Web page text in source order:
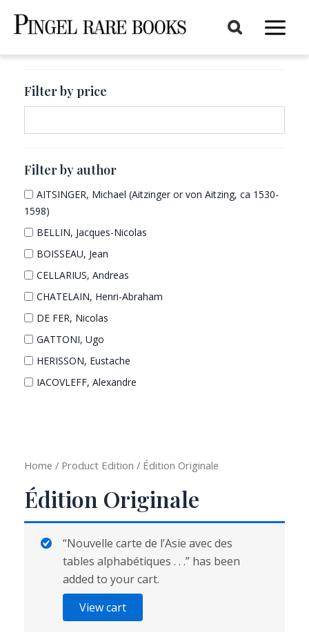
Main
Filter by price
Filter by author
AITSINGER, Michael (Aitzinger or von Aitzing, ca 1530-
1598)
BELLIN, Jacques-Nicolas
BOISSEAU, Jean
CELLARIUS, Andreas
CHATELAIN, Henri-Abraham
DE FER, Nicolas
GATTONI, Ugo
HERISSON, Eustache
IACOVLEFF, Alexandre
MICH
ORTELIUS, Abraham
ROBERT DE VAUGONDY, Didier
Home / Product Edition / Édition Originale
Édition Originale
View cart
“Nouvelle carte de l’Asie avec des
tables alphabétiques . . .” has been
added to your cart.